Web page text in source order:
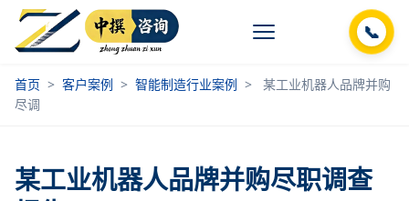
📞
首页 > 客户案例 > 智能制造行业案例 >
某工业机器人品牌并购
尽调
某工业机器人品牌并购尽职调查